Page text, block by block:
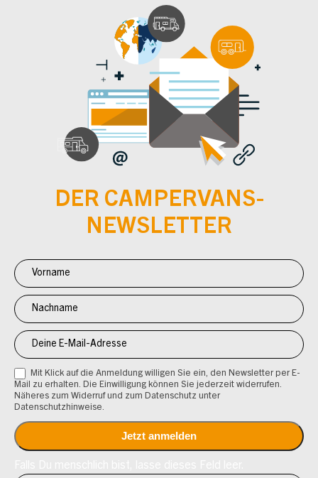
DER CAMPERVANS-
NEWSLETTER
Newsletter
Anmeldung
CV
Mit Klick auf die Anmeldung willigen Sie ein, den Newsletter per E-
Mail zu erhalten. Die Einwilligung können Sie jederzeit widerrufen.
Näheres zum Widerruf und zum Datenschutz unter
Datenschutzhinweise.